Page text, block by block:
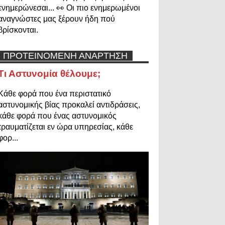
👀 Οι πιο ενημερωμένοι
μας ξέρουν ήδη πού
ΠΡΟΤΕΙΝΟΜΕΝΗ ΑΝΑΡΤΗΣΗ
Αστυνομία θέλουμε;
φορά που ένα περιστατικό
βίας προκαλεί αντιδράσεις,
φορά που ένας αστυνομικός
εν ώρα υπηρεσίας, κάθε